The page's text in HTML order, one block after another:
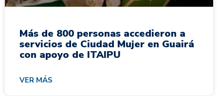
Más de 800 personas accedieron a
servicios de Ciudad Mujer en Guairá
con apoyo de ITAIPU
VER MÁS